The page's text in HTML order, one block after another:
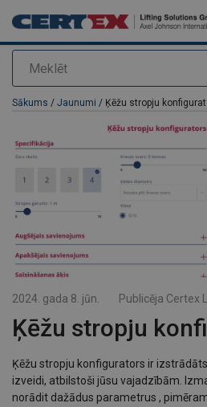
Meklēt
Pievienots jūsu pasūtījumam
Sākums / Jaunumi / Ķēžu stropju
2024. gada 8. jūn. Publicēja Certex
Ķēžu stropju
Ķēžu stropju konfigurators ir
izveidi, atbilstoši jūsu vajadzībām.
norādit dažādus parametrus ,